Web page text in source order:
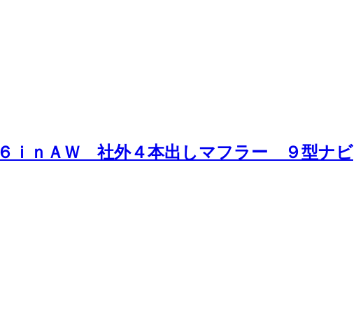
ｉｎＡＷ 社外４本出しマフラー ９型ナビ